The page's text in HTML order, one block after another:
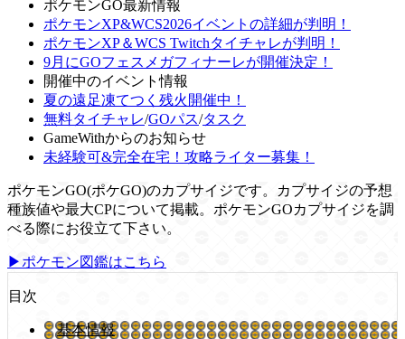
ポケモンGO最新情報
ポケモンXP&WCS2026イベントの詳細が判明！
ポケモンXP＆WCS Twitchタイチャレが判明！
9月にGOフェスメガフィナーレが開催決定！
開催中のイベント情報
夏の遠足凍てつく残火開催中！
無料タイチャレ/GOパス/タスク
GameWithからのお知らせ
未経験可&完全在宅！攻略ライター募集！
ポケモンGO(ポケGO)のカプサイジです。カプサイジの予想
種族値や最大CPについて掲載。ポケモンGOカプサイジを調
べる際にお役立て下さい。
▶ポケモン図鑑はこちら
目次
基本情報